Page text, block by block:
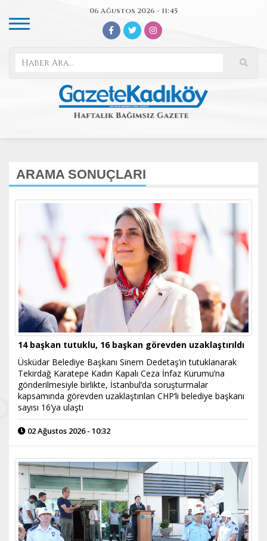
06 Ağustos 2026 - 11:45
ARAMA SONUÇLARI
14 başkan tutuklu, 16 başkan görevden uzaklaştırıldı
Üsküdar Belediye Başkanı Sinem Dedetaş’ın tutuklanarak
Tekirdağ Karatepe Kadın Kapalı Ceza İnfaz Kurumu’na
gönderilmesiyle birlikte, İstanbul’da soruşturmalar
kapsamında görevden uzaklaştırılan CHP’li belediye başkanı
sayısı 16’ya ulaştı
02 Ağustos 2026 - 10:32